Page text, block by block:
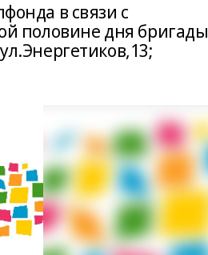
в связи с
половине дня бригады